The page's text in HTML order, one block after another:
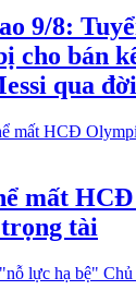
9/8:
cho bán
qua đời
mất
tài